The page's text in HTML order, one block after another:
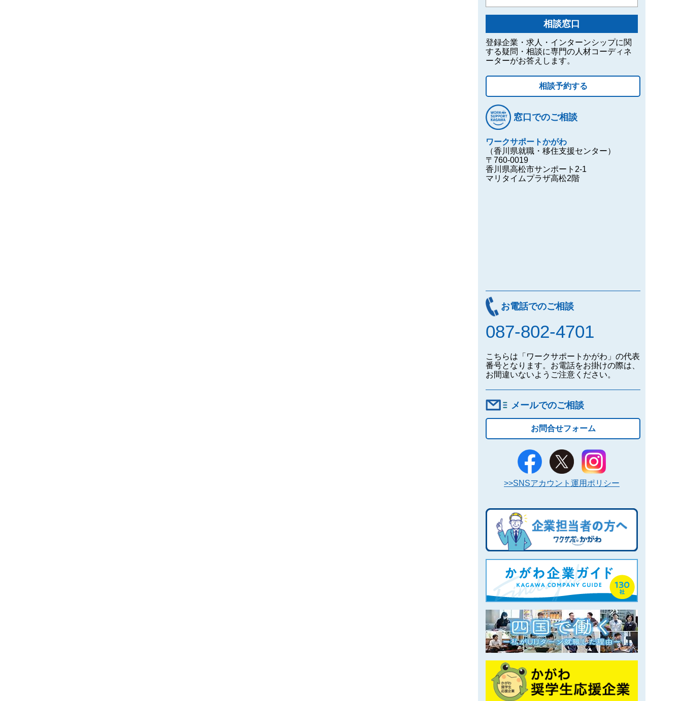
相談窓口
登録企業・求人・インターンシップに関
する疑問・相談に専門の人材コーディネ
ーターがお答えします。
相談予約する
窓口でのご相談
ワークサポートかがわ
（香川県就職・移住支援センター）
〒760-0019
香川県高松市サンポート2-1
マリタイムプラザ高松2階
お電話でのご相談
087-802-4701
こちらは「ワークサポートかがわ」の代表
番号となります。お電話をお掛けの際は、
お間違いないようご注意ください。
メールでのご相談
お問合せフォーム
>>SNSアカウント運用ポリシー